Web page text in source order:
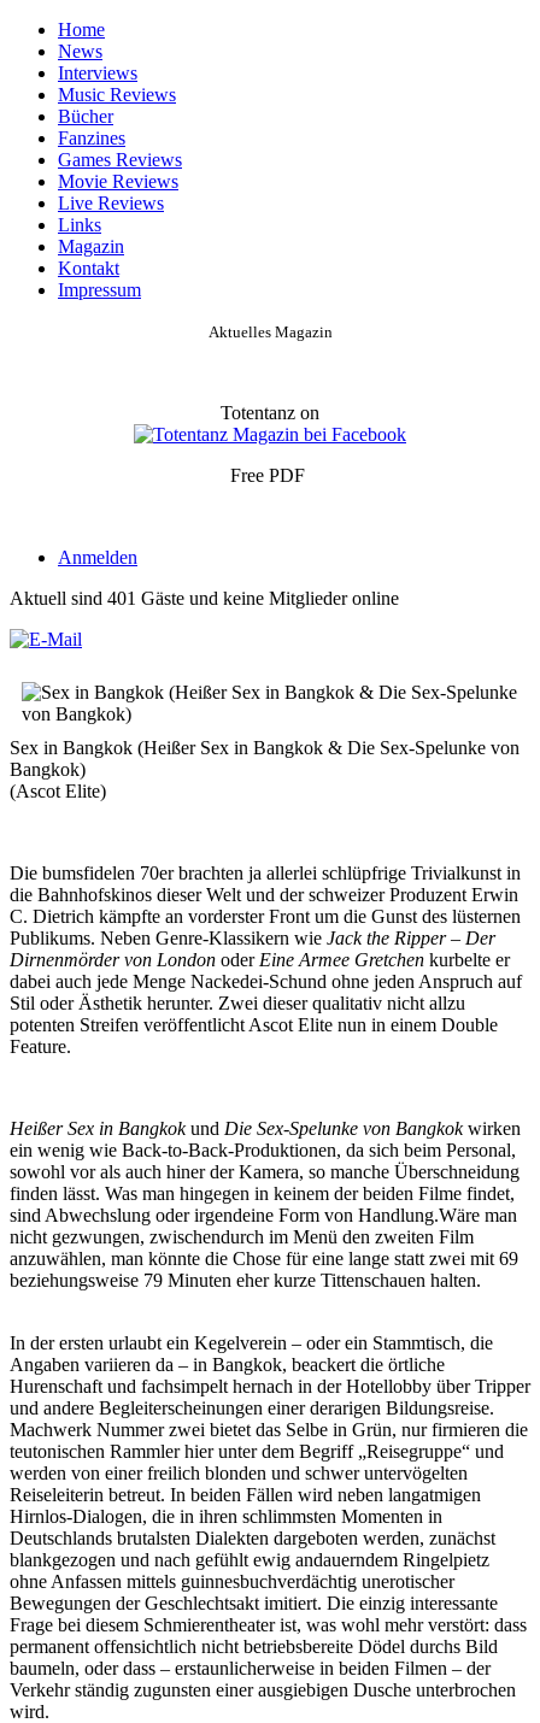
Home
News
Interviews
Music Reviews
Bücher
Fanzines
Games Reviews
Movie Reviews
Live Reviews
Links
Magazin
Kontakt
Impressum
Aktuelles Magazin
Totentanz on
Free PDF
Anmelden
Aktuell sind 401 Gäste und keine Mitglieder online
Sex in Bangkok (Heißer Sex in Bangkok & Die Sex-Spelunke von
Bangkok)
(Ascot Elite)
Die bumsfidelen 70er brachten ja allerlei schlüpfrige Trivialkunst in
die Bahnhofskinos dieser Welt und der schweizer Produzent Erwin
C. Dietrich kämpfte an vorderster Front um die Gunst des lüsternen
Publikums. Neben Genre-Klassikern wie Jack the Ripper – Der
Dirnenmörder von London oder Eine Armee Gretchen kurbelte er
dabei auch jede Menge Nackedei-Schund ohne jeden Anspruch auf
Stil oder Ästhetik herunter. Zwei dieser qualitativ nicht allzu
potenten Streifen veröffentlicht Ascot Elite nun in einem Double
Feature.
Heißer Sex in Bangkokund Die Sex-Spelunke von Bangkokwirken
ein wenig wie Back-to-Back-Produktionen, da sich beim Personal,
sowohl vor als auch hiner der Kamera, so manche Überschneidung
finden lässt. Was man hingegen in keinem der beiden Filme findet,
sind Abwechslung oder irgendeine Form von Handlung.Wäre man
nicht gezwungen, zwischendurch im Menü den zweiten Film
anzuwählen, man könnte die Chose für eine lange statt zwei mit 69
beziehungsweise 79 Minuten eher kurze Tittenschauen halten.
In der ersten urlaubt ein Kegelverein – oder ein Stammtisch, die
Angaben variieren da – in Bangkok, beackert die örtliche
Hurenschaft und fachsimpelt hernach in der Hotellobby über Tripper
und andere Begleiterscheinungen einer derarigen Bildungsreise.
Machwerk Nummer zwei bietet das Selbe in Grün, nur firmieren die
teutonischen Rammler hier unter dem Begriff „Reisegruppe“ und
werden von einer freilich blonden und schwer untervögelten
Reiseleiterin betreut. In beiden Fällen wird neben langatmigen
Hirnlos-Dialogen, die in ihren schlimmsten Momenten in
Deutschlands brutalsten Dialekten dargeboten werden, zunächst
blankgezogen und nach gefühlt ewig andauerndem Ringelpietz
ohne Anfassen mittels guinnesbuchverdächtig unerotischer
Bewegungen der Geschlechtsakt imitiert. Die einzig interessante
Frage bei diesem Schmierentheater ist, was wohl mehr verstört: dass
permanent offensichtlich nicht betriebsbereite Dödel durchs Bild
baumeln, oder dass – erstaunlicherweise in beiden Filmen – der
Verkehr ständig zugunsten einer ausgiebigen Dusche unterbrochen
wird.